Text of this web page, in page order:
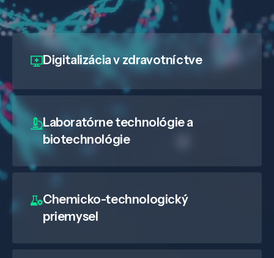
Digitalizáciav zdravotníctve
Laboratórne technológie a
biotechnológie
Chemicko-technologický
priemysel